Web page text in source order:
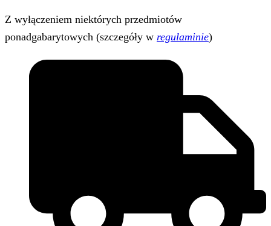
Z wyłączeniem niektórych przedmiotów
ponadgabarytowych (szczegóły w regulaminie)